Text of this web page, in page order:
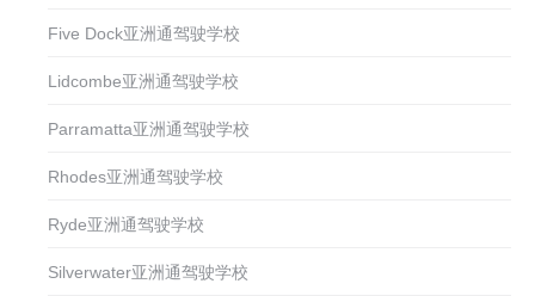
Five Dock亚洲通驾驶学校
Lidcombe亚洲通驾驶学校
Parramatta亚洲通驾驶学校
Rhodes亚洲通驾驶学校
Ryde亚洲通驾驶学校
Silverwater亚洲通驾驶学校